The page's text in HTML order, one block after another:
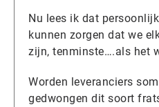
Nu lees ik dat
kunnen zorgen dat we
zijn, tenminste….als het
Worden leveranciers
gedwongen dit soort